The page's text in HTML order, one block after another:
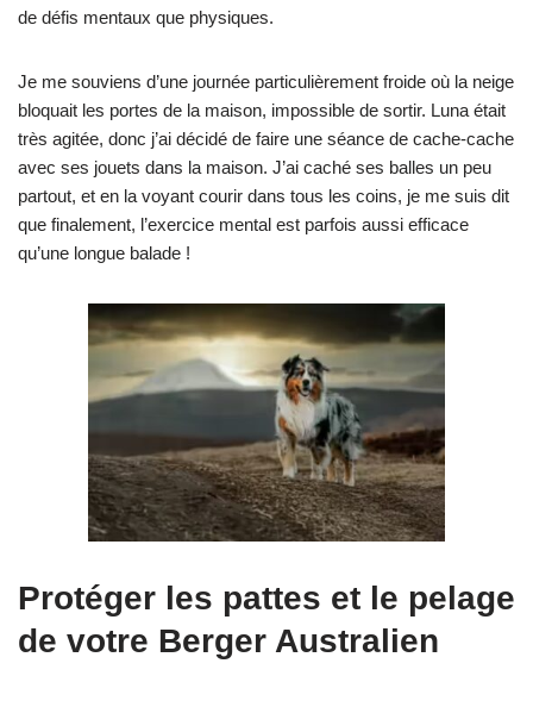
de défis mentaux que physiques.
Je me souviens d’une journée particulièrement froide où la neige
bloquait les portes de la maison, impossible de sortir. Luna était
très agitée, donc j’ai décidé de faire une séance de cache-cache
avec ses jouets dans la maison. J’ai caché ses balles un peu
partout, et en la voyant courir dans tous les coins, je me suis dit
que finalement, l’exercice mental est parfois aussi efficace
qu’une longue balade !
Protéger les pattes et le pelage
de votre Berger Australien